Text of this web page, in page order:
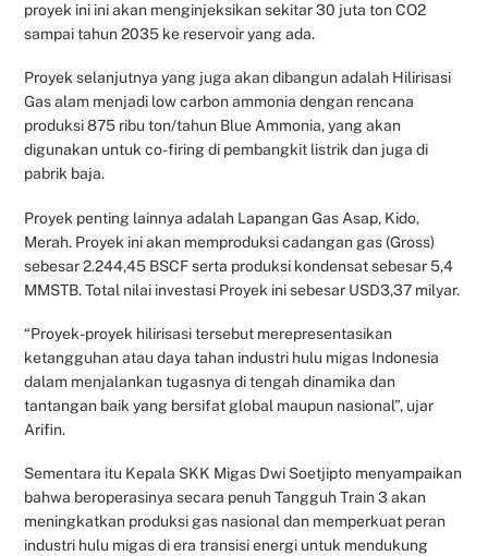
proyek ini ini akan menginjeksikan sekitar 30 juta ton CO2
sampai tahun 2035 ke reservoir yang ada.
Proyek selanjutnya yang juga akan dibangun adalah Hilirisasi
Gas alam menjadi low carbon ammonia dengan rencana
produksi 875 ribu ton/tahun Blue Ammonia, yang akan
digunakan untuk co-firing di pembangkit listrik dan juga di
pabrik baja.
Proyek penting lainnya adalah Lapangan Gas Asap, Kido,
Merah. Proyek ini akan memproduksi cadangan gas (Gross)
sebesar 2.244,45 BSCF serta produksi kondensat sebesar 5,4
MMSTB. Total nilai investasi Proyek ini sebesar USD3,37 milyar.
“Proyek-proyek hilirisasi tersebut merepresentasikan
ketangguhan atau daya tahan industri hulu migas Indonesia
dalam menjalankan tugasnya di tengah dinamika dan
tantangan baik yang bersifat global maupun nasional”, ujar
Arifin.
Sementara itu Kepala SKK Migas Dwi Soetjipto menyampaikan
bahwa beroperasinya secara penuh Tangguh Train 3 akan
meningkatkan produksi gas nasional dan memperkuat peran
industri hulu migas di era transisi energi untuk mendukung